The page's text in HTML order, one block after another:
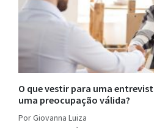
O que vestir para uma
uma preocupação válida?
Por Giovanna Luiza